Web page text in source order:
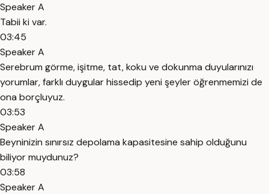
Speaker A
Tabii ki var.
03:45
Speaker A
Serebrum görme, işitme, tat, koku ve dokunma duyularınızı
yorumlar, farklı duygular hissedip yeni şeyler öğrenmemizi de
ona borçluyuz.
03:53
Speaker A
Beyninizin sınırsız depolama kapasitesine sahip olduğunu
biliyor muydunuz?
03:58
Speaker A